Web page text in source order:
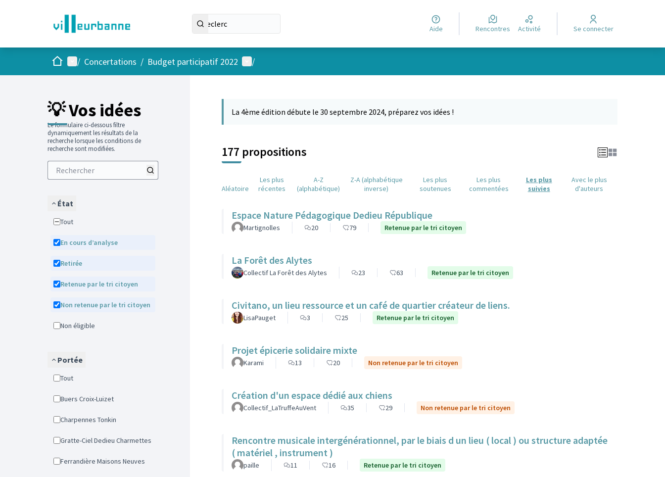
Aide Rencontres Activité Se connecter
AccueilMenu principal
/ Concertations / Budget participatif 2022 Menu utilisateur
/
💡 Vos idées
Le formulaire ci-dessous filtre
dynamiquement les résultats de la
recherche lorsque les conditions de
recherche sont modifiées.
État
Tout
En cours d’analyse
Retirée
Retenue par le tri citoyen
Non retenue par le tri citoyen
Non éligible
Portée
Tout
Buers Croix-Luizet
Charpennes Tonkin
Gratte-Ciel Dedieu Charmettes
Ferrandière Maisons Neuves
La 4ème édition débute le 30 septembre 2024, préparez vos idées !
177 propositions
Aléatoire
Les plus
récentes
A-Z
(alphabétique)
Z-A (alphabétique
inverse)
Les plus
soutenues
Les plus
commentées
Les plus
suivies
Avec le plus
d'auteurs
Espace Nature Pédagogique Dedieu République
Martignolles 20 79 Retenue par le tri citoyen
La Forêt des Alytes
Collectif La Forêt des Alytes 23 63 Retenue par le tri citoyen
Civitano, un lieu ressource et un café de quartier créateur de liens.
LisaPauget 3 25 Retenue par le tri citoyen
Projet épicerie solidaire mixte
Karami 13 20 Non retenue par le tri citoyen
Création d'un espace dédié aux chiens
Collectif_LaTruffeAuVent 35 29 Non retenue par le tri citoyen
Rencontre musicale intergénérationnel, par le biais d un lieu ( local ) ou structure adaptée
( matériel , instrument )
paille 11 16 Retenue par le tri citoyen